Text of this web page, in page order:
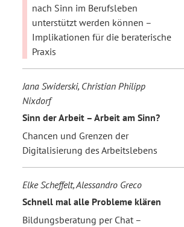
nach Sinn im Berufsleben
unterstützt werden können –
Implikationen für die beraterische
Praxis
Jana Swiderski, Christian Philipp
Nixdorf
Sinn der Arbeit – Arbeit am Sinn?
Chancen und Grenzen der
Digitalisierung des Arbeitslebens
Elke Scheffelt, Alessandro Greco
Schnell mal alle Probleme klären
Bildungsberatung per Chat –